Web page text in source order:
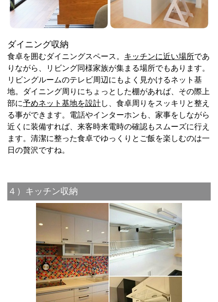
ダイニング収納
食卓を囲むダイニングスペース。 キッチンに近い場所であ
りながら、リビング同様家族が集まる場所でもあります。
リビングルームのテレビ周辺にもよく見かけるネット基
地。ダイニング周りにちょっとした棚があれば、その際上
部に予めネット基地を設計し、食卓周りをスッキリと整え
る事ができます。電話やインターホンも、家事をしながら
近くに装備すれば、来客時来電時の確認もスムーズに行え
ます。清潔に整った食卓でゆっくりとご飯を楽しむのは一
日の贅沢ですね。
４）キッチン収納